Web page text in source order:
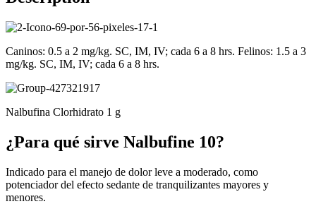
Caninos: 0.5 a 2 mg/kg. SC, IM, IV; cada 6 a 8 hrs. Felinos: 1.5 a 3
mg/kg. SC, IM, IV; cada 6 a 8 hrs.
Nalbufina Clorhidrato 1 g
¿Para qué sirve Nalbufine 10?
Indicado para el manejo de dolor leve a moderado, como
potenciador del efecto sedante de tranquilizantes mayores y
menores.